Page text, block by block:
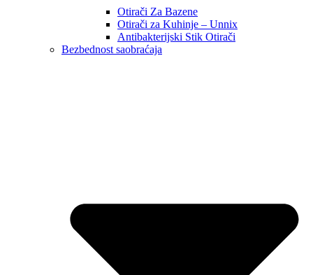
Otirači Za Bazene
Otirači za Kuhinje – Unnix
Antibakterijski Stik Otirači
Bezbednost saobraćaja